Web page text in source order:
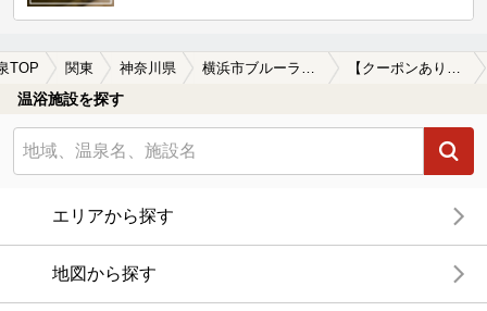
TOP 関東 神奈川県
温浴施設を探す
エリアから探す
地図から探す